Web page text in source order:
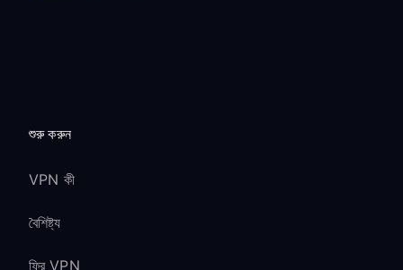
শুরু করুন
VPN কী
বৈশিষ্ট্য
ফ্রি VPN